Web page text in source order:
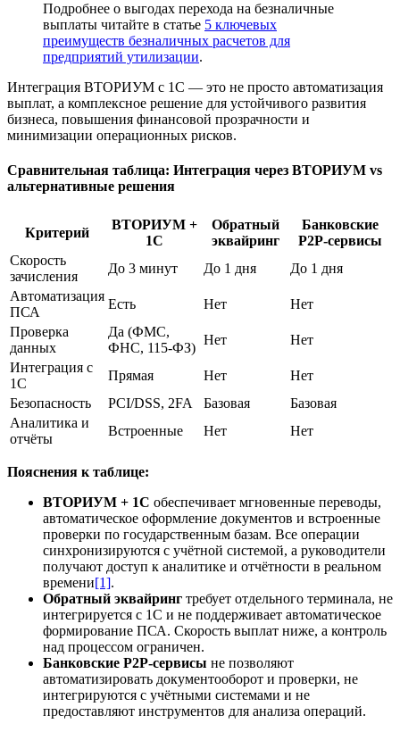
Подробнее о выгодах перехода на безналичные
выплаты читайте в статье 5 ключевых
преимуществ безналичных расчетов для
предприятий утилизации.
Интеграция ВТОРИУМ с 1С — это не просто автоматизация
выплат, а комплексное решение для устойчивого развития
бизнеса, повышения финансовой прозрачности и
минимизации операционных рисков.
Сравнительная таблица: Интеграция через ВТОРИУМ vs
альтернативные решения
Критерий
ВТОРИУМ +
1С
Обратный
эквайринг
Банковские
P2P-сервисы
Скорость
зачисления
До 3 минут До 1 дня
До 1 дня
Автоматизация
ПСА
Есть Нет
Нет
Проверка
данных
Да (ФМС,
ФНС, 115-ФЗ)
Нет
Нет
Интеграция с
1С
Прямая Нет
Нет
Безопасность
PCI/DSS, 2FA Базовая
Базовая
Аналитика и
отчёты
Встроенные Нет Нет
Пояснения к таблице:
ВТОРИУМ + 1С обеспечивает мгновенные переводы,
автоматическое оформление документов и встроенные
проверки по государственным базам. Все операции
синхронизируются с учётной системой, а руководители
получают доступ к аналитике и отчётности в реальном
времени[1].
Обратный эквайринг требует отдельного терминала, не
интегрируется с 1С и не поддерживает автоматическое
формирование ПСА. Скорость выплат ниже, а контроль
над процессом ограничен.
Банковские P2P-сервисы не позволяют
автоматизировать документооборот и проверки, не
интегрируются с учётными системами и не
предоставляют инструментов для анализа операций.